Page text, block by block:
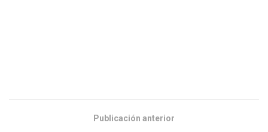
Publicación anterior